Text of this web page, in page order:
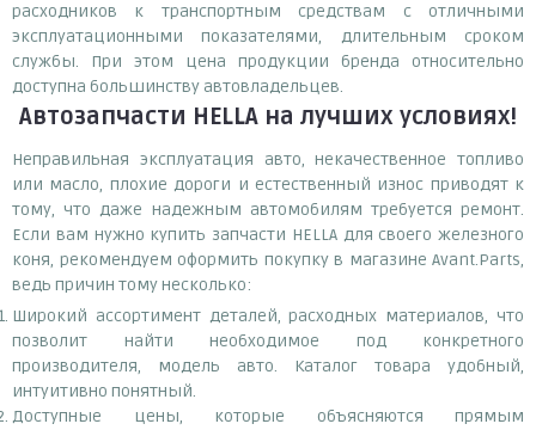
расходников к транспортным средствам с отличными
эксплуатационными показателями, длительным сроком
службы. При этом цена продукции бренда относительно
доступна большинству автовладельцев.
Автозапчасти HELLA на лучших условиях!
Неправильная эксплуатация авто, некачественное топливо
или масло, плохие дороги и естественный износ приводят к
тому, что даже надежным автомобилям требуется ремонт.
Если вам нужно купить запчасти HELLA для своего железного
коня, рекомендуем оформить покупку в магазине Avant.Parts,
ведь причин тому несколько:
Широкий ассортимент деталей, расходных материалов, что
позволит найти необходимое под конкретного
производителя, модель авто. Каталог товара удобный,
интуитивно понятный.
Доступные цены, которые объясняются прямым